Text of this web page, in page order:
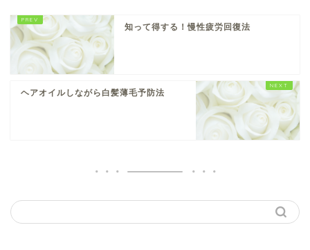
知って得する！慢性疲労回復法
ヘアオイルしながら白髪薄毛予防法